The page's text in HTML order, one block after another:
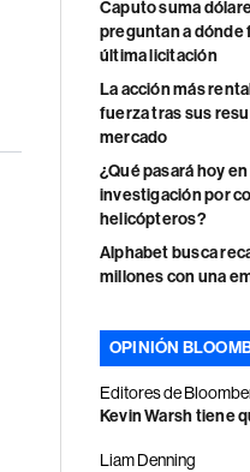
Caputo suma
preguntan a dónde
última licitación
La acción más
fuerza tras sus
mercado
¿Qué pasará hoy
investigación por
helicópteros?
Alphabet busca
millones con una
OPINIÓN
Editores de
Kevin Warsh tiene
Liam Denning